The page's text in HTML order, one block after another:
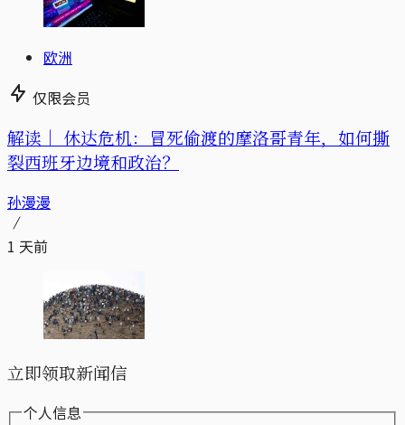
欧洲
仅限会员
解读｜ 休达危机：冒死偷渡的摩洛哥青年，如何撕
裂西班牙边境和政治？
孙漫漫
1 天前
立即领取新闻信
个人信息